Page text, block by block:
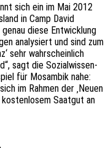
sich ein im Mai 2012
in Camp David
diese Entwick­lung
analy­siert und sind zum
sehr wahr­schein­lich
sagt die Sozi­al­wis­sen­
für Mosam­bik nahe:
im Rahmen der ‚Neuen
Saat­gut an